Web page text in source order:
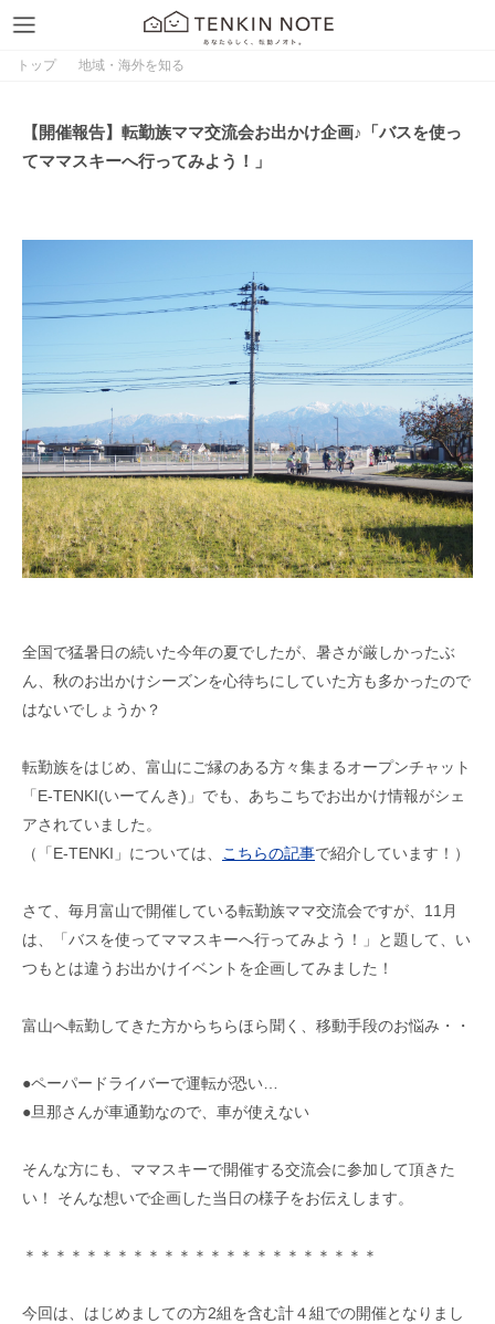
トップ 地域・海外を知る
【開催報告】転勤族ママ交流会お出かけ企画♪「バスを使っ
てママスキーへ行ってみよう！」
全国で猛暑日の続いた今年の夏でしたが、暑さが厳しかったぶ
ん、秋のお出かけシーズンを心待ちにしていた方も多かったので
はないでしょうか？
転勤族をはじめ、富山にご縁のある方々集まるオープンチャット
「E-TENKI(いーてんき)」でも、あちこちでお出かけ情報がシェ
アされていました。
（「E-TENKI」については、
こちらの記事で紹介しています！）
さて、毎月富山で開催している転勤族ママ交流会ですが、11月
は、「バスを使ってママスキーへ行ってみよう！」と題して、い
つもとは違うお出かけイベントを企画してみました！
富山へ転勤してきた方からちらほら聞く、移動手段のお悩み・・
●ペーパードライバーで運転が恐い…
●旦那さんが車通勤なので、車が使えない
そんな方にも、ママスキーで開催する交流会に参加して頂きた
い！ そんな想いで企画した当日の様子をお伝えします。
＊＊＊＊＊＊＊＊＊＊＊＊＊＊＊＊＊＊＊＊＊＊＊
今回は、はじめましての方2組を含む計４組での開催となりまし